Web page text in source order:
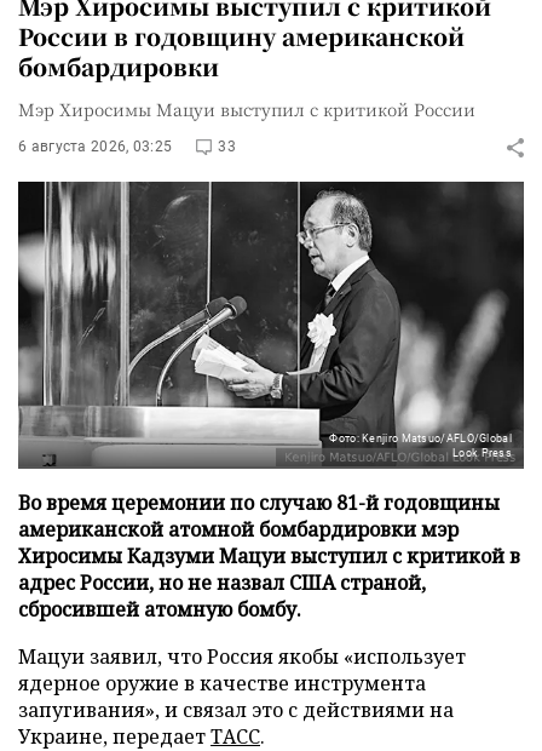
России в годовщину американской
бомбардировки
Мэр Хиросимы Мацуи выступил с критикой России
6 августа 2026, 03:25 33
Фото: Kenjiro Matsuo/AFLO/Global
Look Press
Во время церемонии по случаю 81-й годовщины
американской атомной бомбардировки мэр
Хиросимы Кадзуми Мацуи выступил с критикой в
адрес России, но не назвал США страной,
сбросившей атомную бомбу.
Мацуи заявил, что Россия якобы «использует
ядерное оружие в качестве инструмента
запугивания», и связал это с действиями на
Украине, передаетТАСС.